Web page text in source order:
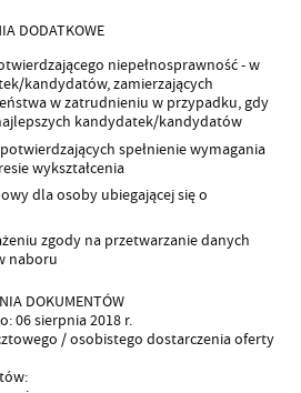
DODATKOWE
niepełnosprawność - w
kandydatów, zamierzających
w zatrudnieniu w przypadku, gdy
kandydatek/kandydatów
spełnienie wymagania
wykształcenia
dla osoby ubiegającej się o
zgody na przetwarzanie danych
naboru
DOKUMENTÓW
06 sierpnia 2018 r.
/ osobistego dostarczenia oferty